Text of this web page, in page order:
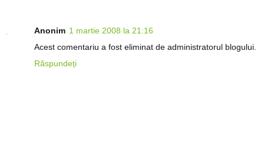
Anonim 1 martie 2008 la 21:16
Acest comentariu a fost eliminat de administratorul blogului.
Răspundeți